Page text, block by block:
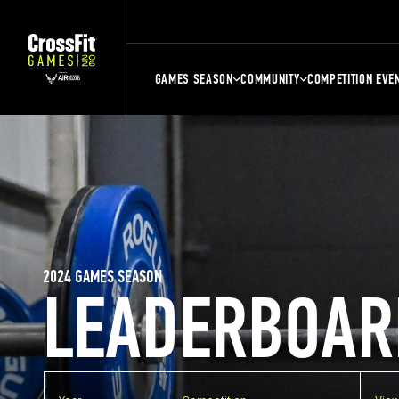
GAMES SEASON COMMUNITY COMPETITION
2024 GAMES SEASON